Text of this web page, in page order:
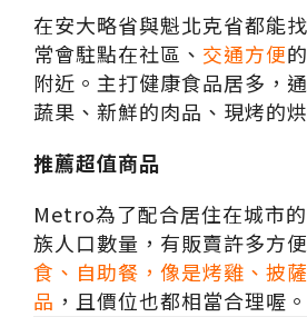
在安大略省與魁北克省都能
常會駐點在社區、 交通方便
附近。主打健康食品居多，
蔬果、新鮮的肉品、現烤的
推薦超值商品
Metro為了配合居住在城市
族人口數量，有販賣許多方
食、自助餐，像是烤雞、披
品 ，且價位也都相當合理喔。